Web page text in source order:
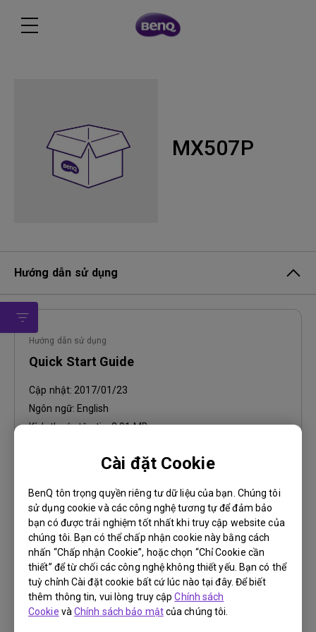
Cài đặt Cookie
BenQ tôn trọng quyền riêng tư dữ liệu của bạn. Chúng tôi
sử dụng cookie và các công nghệ tương tự để đảm bảo
bạn có được trải nghiệm tốt nhất khi truy cập website của
chúng tôi. Bạn có thể chấp nhận cookie này bằng cách
nhấn “Chấp nhận Cookie”, hoặc chọn “Chỉ Cookie cần
thiết” để từ chối các công nghệ không thiết yếu. Bạn có thể
tuỳ chỉnh Cài đặt cookie bất cứ lúc nào tại đây. Để biết
thêm thông tin, vui lòng truy cậpChính sách
Cookie vàChính sách bảo mậtcủa chúng tôi.
MX507P
Hướng dẫn sử dụng
Hướng dẫn sử dụng
Quick Start Guide
Cập nhật: 2017/01/23
Ngôn ngữ: English
Kích thước tập tin:2.01 MB
Hướng dẫn sử dụng
User Manual
Cập nhật:2017/03/09